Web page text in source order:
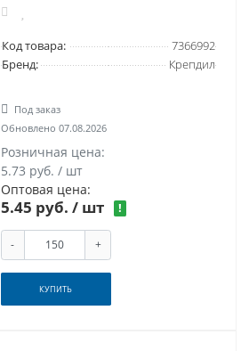
Код товара:
7366992
Бренд:
Крепдил
Под заказ
Обновлено 07.08.2026
Розничная цена:
5.73 руб. / шт
Оптовая цена:
5.45 руб. / шт !
- +
КУПИТЬ